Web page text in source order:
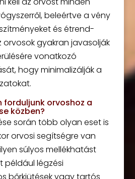
beleértve a vény
és étrend-
orvosok gyakran javasolják
vonatkozó
hogy minimalizálják a
forduljunk orvoshoz a
közben?
során több olyan eset is
orvosi segítségre van
súlyos mellékhatást
például légzési